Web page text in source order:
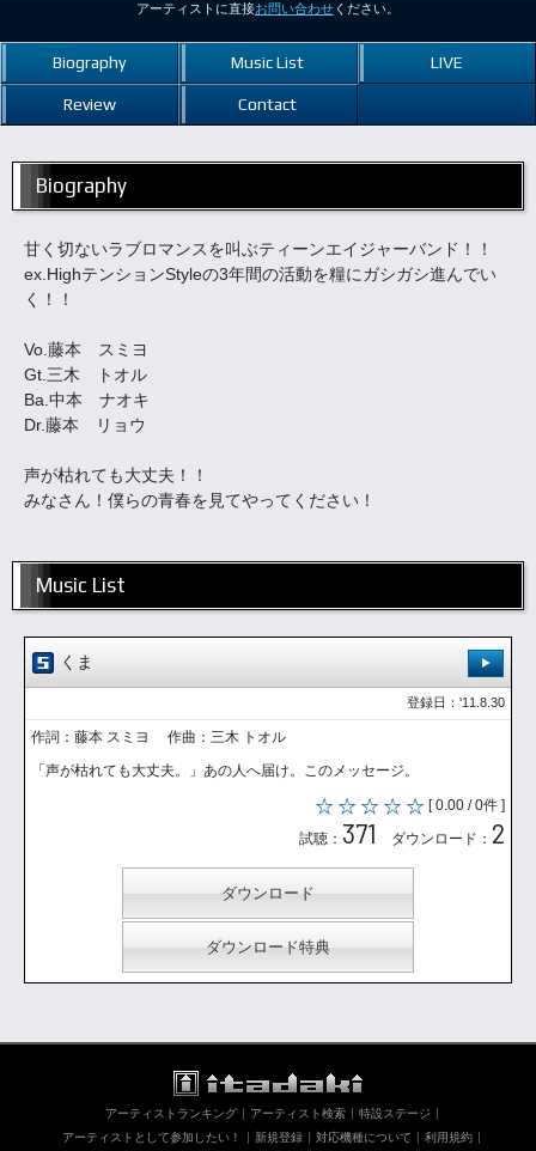
アーティストに直接お問い合わせ ください。
Biography Music List LIVE
Review Contact
Biography
甘く切ないラブロマンスを叫ぶティーンエイジャーバンド！！
ex.HighテンションStyleの3年間の活動を糧にガシガシ進んでい
く！！
Vo.藤本 スミヨ
Gt.三木 トオル
Ba.中本 ナオキ
Dr.藤本 リョウ
声が枯れても大丈夫！！
みなさん！僕らの青春を見てやってください！
Music List
くま
登録日：'11.8.30
作詞：藤本 スミヨ 作曲：三木 トオル
「声が枯れても大丈夫。」あの人へ届け。このメッセージ。
[ 0.00 / 0件 ]
試聴： 371 ダウンロード： 2
ダウンロード
ダウンロード特典
アーティストランキング アーティスト検索
特設ステージ
アーティストとして参加したい！
新規登録 対応機種について 利用規約